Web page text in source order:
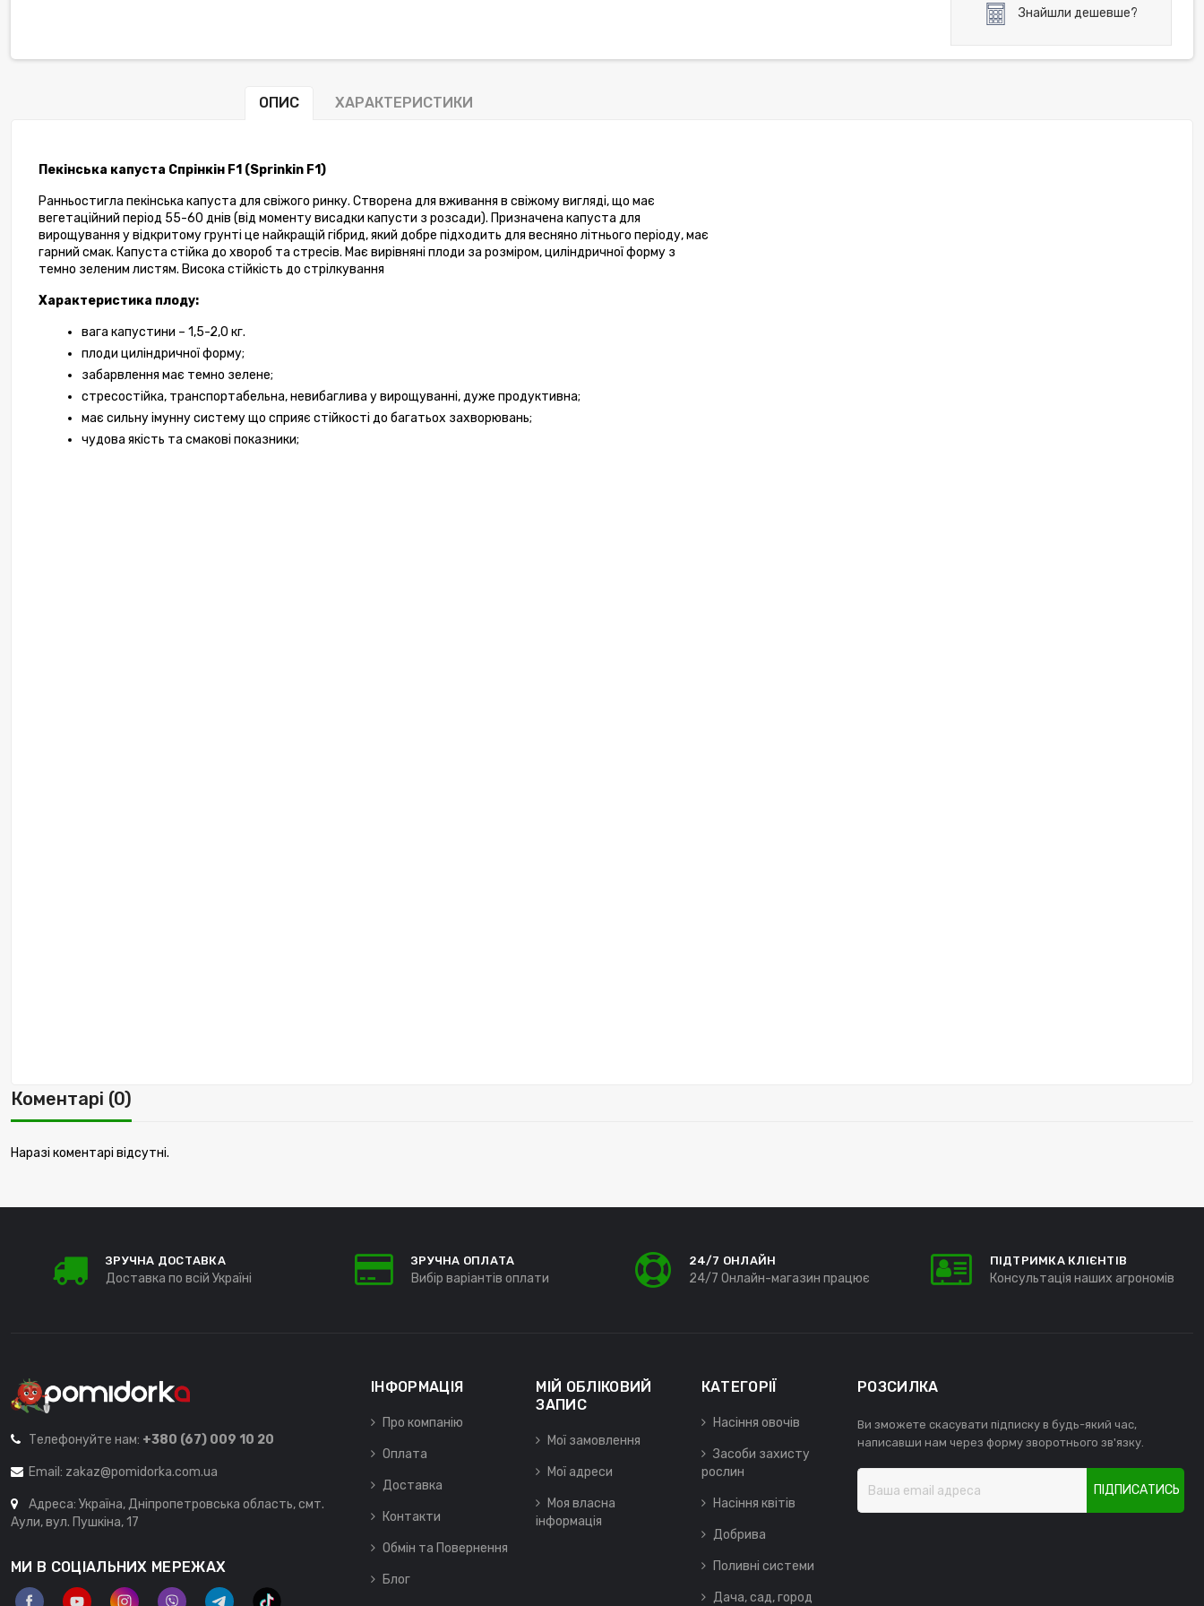
Знайшли дешевше?
ОПИС ХАРАКТЕРИСТИКИ
Пекінська капуста Спрінкін F1 (Sprinkin F1)
Ранньостигла пекінська капуста для свіжого ринку. Створена для вживання в свіжому вигляді, що має
вегетаційний період 55-60 днів (від моменту висадки капусти з розсади). Призначена капуста для
вирощування у відкритому грунті це найкращій гібрид, який добре підходить для весняно літнього періоду, має
гарний смак. Капуста стійка до хвороб та стресів. Має вирівняні плоди за розміром, циліндричної форму з
темно зеленим листям. Висока стійкість до стрілкування
Характеристика плоду:
вага капустини – 1,5-2,0 кг.
плоди циліндричної форму;
забарвлення має темно зелене;
стресостійка, транспортабельна, невибаглива у вирощуванні, дуже продуктивна;
має сильну імунну систему що сприяє стійкості до багатьох захворювань;
чудова якість та смакові показники;
Коментарі (0)
Наразі коментарі відсутні.
ЗРУЧНА ДОСТАВКА
Доставка по всій Україні
ЗРУЧНА ОПЛАТА
Вибір варіантів оплати
24/7 ОНЛАЙН
24/7 Онлайн-магазин працює
ПІДТРИМКА КЛІЄНТІВ
Консультація наших агрономів
Телефонуйте нам: +380 (67) 009 10 20
Email: zakaz@pomidorka.com.ua
Адреса: Україна, Дніпропетровська область, смт.
Аули, вул. Пушкіна, 17
МИ В СОЦІАЛЬНИХ МЕРЕЖАХ
ІНФОРМАЦІЯ
Про компанію
Оплата
Доставка
Контакти
Обмін та Повернення
Блог
МІЙ ОБЛІКОВИЙ
ЗАПИС
Мої замовлення
Мої адреси
Моя власна
інформація
КАТЕГОРІЇ
Насіння овочів
Засоби захисту
рослин
Насіння квітів
Добрива
Поливні системи
Дача, сад, город
РОЗСИЛКА
Ви зможете скасувати підписку в будь-який час,
написавши нам через форму зворотнього зв'язку.
ПІДПИСАТИСЬ